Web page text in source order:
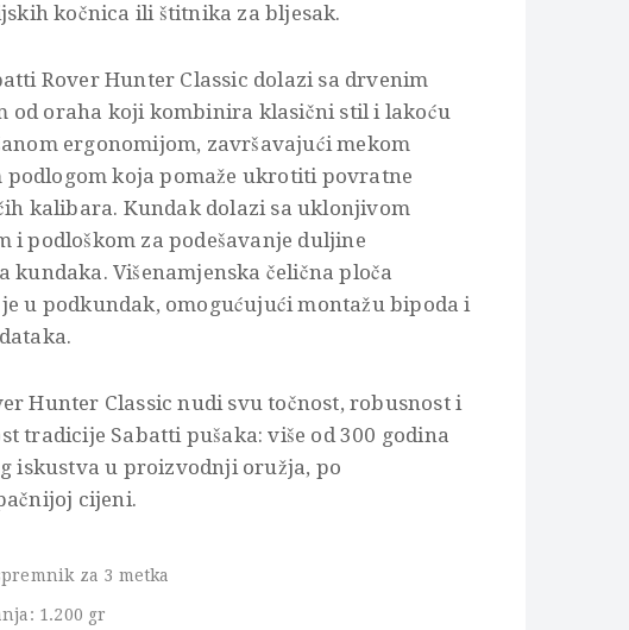
kočnica ili štitnika za bljesak.
Rover Hunter Classic dolazi sa drvenim
od oraha koji kombinira klasični stil i lakoću
ergonomijom, završavajući mekom
podlogom koja pomaže ukrotiti povratne
kalibara. Kundak dolazi sa uklonjivom
i podloškom za podešavanje duljine
kundaka. Višenamjenska čelična ploča
u podkundak, omogućujući montažu bipoda i
Hunter Classic nudi svu točnost, robusnost i
tradicije Sabatti pušaka: više od 300 godina
iskustva u proizvodnji oružja, po
cijeni.
za 3 metka
1.200 gr